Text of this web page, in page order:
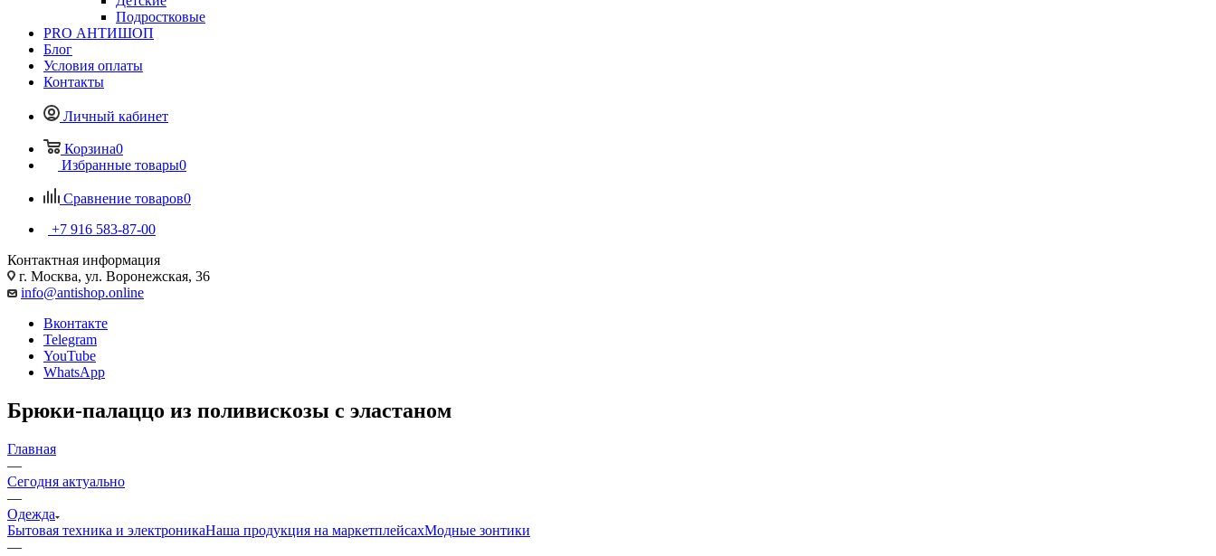
Подростковые
PRO АНТИШОП
Блог
Условия оплаты
Контакты
Личный кабинет
Корзина0
Избранные товары0
Сравнение товаров0
+7 916 583-87-00
Контактная информация
г. Москва, ул. Воронежская, 36
info@antishop.online
Вконтакте
Telegram
YouTube
WhatsApp
Брюки-палаццо из поливискозы с эластаном
Главная
—
Сегодня актуально
—
Одежда
Бытовая техника и электроникаНаша продукция на маркетплейсахМодные зонтики
—